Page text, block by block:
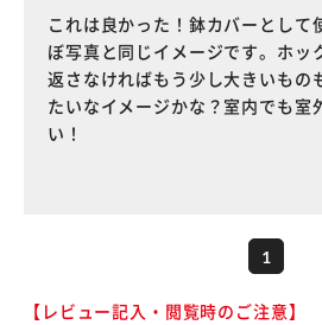
これは良かった！鉢カバーとして
ぼ写真と同じイメージです。ホッ
返さなければもう少し大きいもの
たいなイメージかな？室内でも室
い！
1
【レビュー記入・閲覧時のご注意】